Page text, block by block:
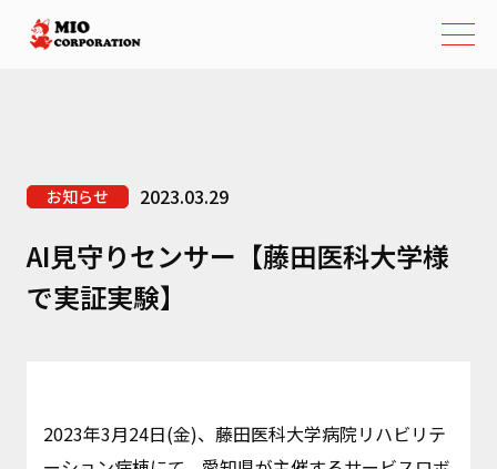
お知らせ 2023.03.29
AI見守りセンサー【藤田医科大学様
で実証実験】
2023年3月24日(金)、藤田医科大学病院リハビリテ